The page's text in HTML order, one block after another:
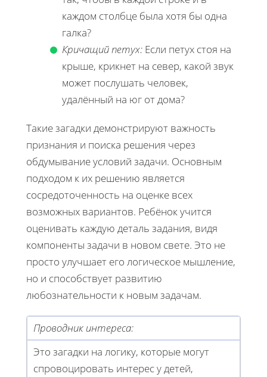
каждом столбце была хотя бы одна
галка?
Кричащий петух: Если петух стоя на
крыше, крикнет на север, какой звук
может послушать человек,
удалённый на юг от дома?
Такие загадки демонстрируют важность
признания и поиска решения через
обдумывание условий задачи. Основным
подходом к их решению является
сосредоточенность на оценке всех
возможных вариантов. Ребёнок учится
оценивать каждую деталь задания, видя
компоненты задачи в новом свете. Это не
просто улучшает его логическое мышление,
но и способствует развитию
любознательности к новым задачам.
Проводник интереса:
Это загадки на логику, которые могут
спровоцировать интерес у детей,